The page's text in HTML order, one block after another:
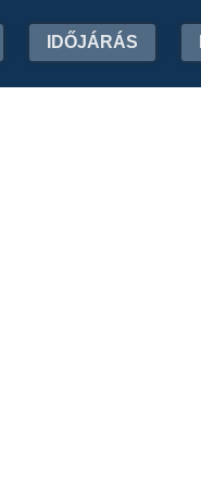
IDŐJÁRÁS